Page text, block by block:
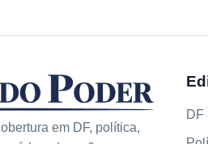
em DF, política,
DF